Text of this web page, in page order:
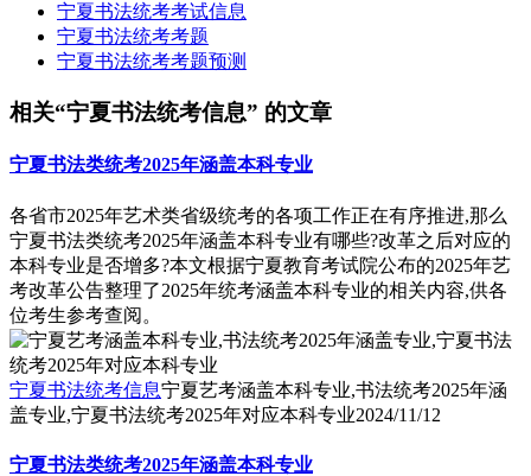
宁夏书法统考考试信息
宁夏书法统考考题
宁夏书法统考考题预测
相关“宁夏书法统考信息” 的文章
宁夏书法类统考2025年涵盖本科专业
各省市2025年艺术类省级统考的各项工作正在有序推进,那么
宁夏书法类统考2025年涵盖本科专业有哪些?改革之后对应的
本科专业是否增多?本文根据宁夏教育考试院公布的2025年艺
考改革公告整理了2025年统考涵盖本科专业的相关内容,供各
位考生参考查阅。
宁夏书法统考信息宁夏艺考涵盖本科专业,书法统考2025年涵
盖专业,宁夏书法统考2025年对应本科专业2024/11/12
宁夏书法类统考2025年涵盖本科专业